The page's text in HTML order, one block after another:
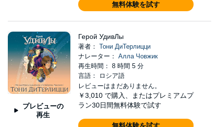
無料体験を試す
プレビューの
再生
Герой УдивЛы
著者： Тони ДиТерлицци
ナレーター： Алла Човжик
再生時間： 8 時間 5 分
言語： ロシア語
レビューはまだありません。
￥3,010 で購入、またはプレミアムプ
ラン30日間無料体験で試す